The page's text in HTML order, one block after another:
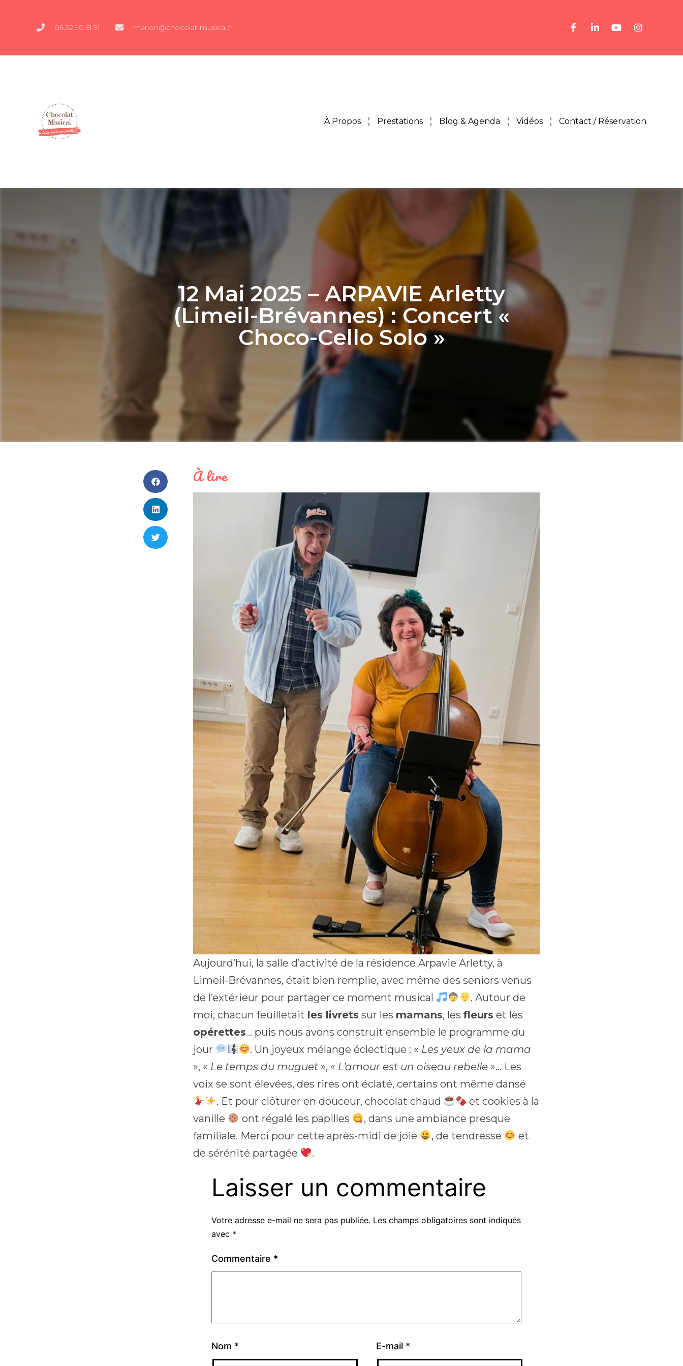
06.32.90.61.91 marion@chocolat-musical.fr
À Propos Prestations Blog & Agenda Vidéos Contact / Réservation
12 Mai 2025 – ARPAVIE Arletty
(Limeil-Brévannes) : Concert «
Choco-Cello Solo »
À lire
Aujourd’hui, la salle d’activité de la résidence Arpavie Arletty, à
Limeil-Brévannes, était bien remplie, avec même des seniors venus
de l’extérieur pour partager ce moment musical
. Autour de
moi, chacun feuilletait les livrets sur les mamans, les fleurs et les
opérettes… puis nous avons construit ensemble le programme du
jour
. Un joyeux mélange éclectique : « Les yeux de la mama
», « Le temps du muguet », « L’amour est un oiseau rebelle »… Les
voix se sont élevées, des rires ont éclaté, certains ont même dansé
. Et pour clôturer en douceur, chocolat chaud
et cookies à la
vanille
ont régalé les papilles
, dans une ambiance presque
familiale. Merci pour cette après-midi de joie
, de tendresse
et
de sérénité partagée
.
Laisser un commentaire
Votre adresse e-mail ne sera pas publiée. Les champs obligatoires sont indiqués
avec *
Commentaire *
Nom * E-mail *